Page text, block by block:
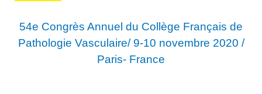
54e Congrès Annuel du Collège Français de
Pathologie Vasculaire/ 9-10 novembre 2020 /
Paris- France